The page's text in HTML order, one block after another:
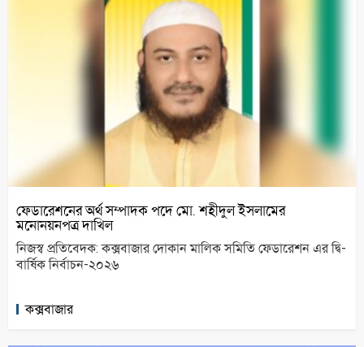
ফেডারেশনের অর্থ সম্পাদক পদে মো. শহীদুল ইসলামের
মনোনয়নপত্র দাখিল
নিজস্ব প্রতিবেদক: কক্সবাজার দোকান মালিক সমিতি ফেডারেশন এর দ্বি-
বার্ষিক নির্বাচন-২০২৬
কক্সবাজার